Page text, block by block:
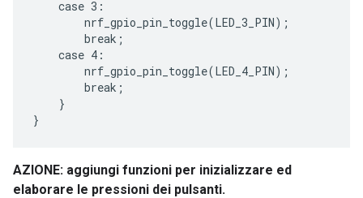
    case 3:
        nrf_gpio_pin_toggle(LED_3_PIN);
        break;
    case 4:
        nrf_gpio_pin_toggle(LED_4_PIN);
        break;
    }
AZIONE: aggiungi funzioni per inizializzare ed
elaborare le pressioni dei pulsanti.